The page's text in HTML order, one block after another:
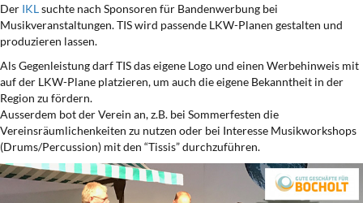
Der IKLsuchte nach Sponsoren für Bandenwerbung bei
Musikveranstaltungen. TIS wird passende LKW-Planen gestalten und
produzieren lassen.
Als Gegenleistung darf TIS das eigene Logo und einen Werbehinweis mit
auf der LKW-Plane platzieren, um auch die eigene Bekanntheit in der
Region zu fördern.
Ausserdem bot der Verein an, z.B. bei Sommerfesten die
Vereinsräumlichenkeiten zu nutzen oder bei Interesse Musikworkshops
(Drums/Percussion) mit den “Tissis” durchzuführen.